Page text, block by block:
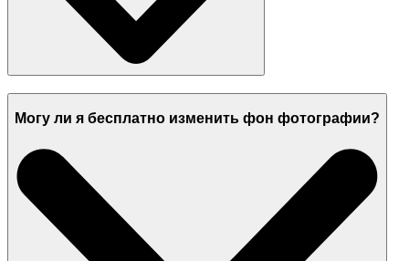
Могу ли я бесплатно изменить фон фотографии?